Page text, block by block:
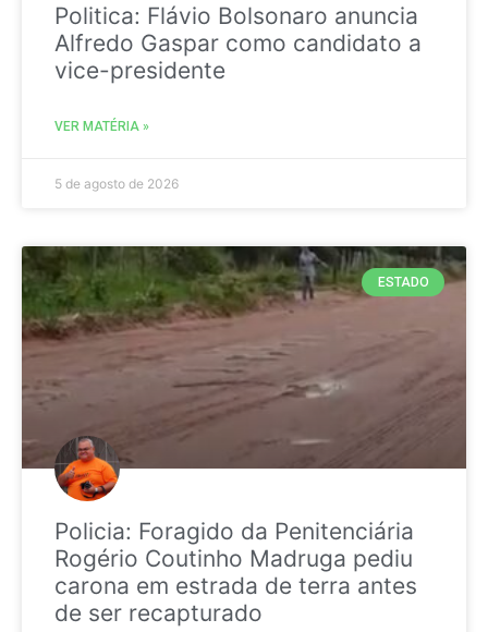
Politica: Flávio Bolsonaro anuncia
Alfredo Gaspar como candidato a
vice-presidente
VER MATÉRIA »
5 de agosto de 2026
ESTADO
Policia: Foragido da Penitenciária
Rogério Coutinho Madruga pediu
carona em estrada de terra antes
de ser recapturado